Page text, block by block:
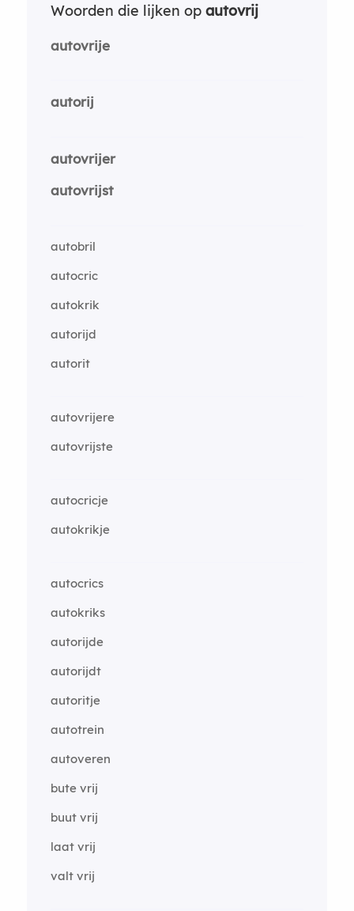
Woorden die lijken op autovrij
autovrije
autorij
autovrijer
autovrijst
autobril
autocric
autokrik
autorijd
autorit
autovrijere
autovrijste
autocricje
autokrikje
autocrics
autokriks
autorijde
autorijdt
autoritje
autotrein
autoveren
bute vrij
buut vrij
laat vrij
valt vrij